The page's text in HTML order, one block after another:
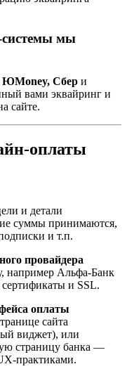
системы мы
ЮMoney, Сбер и
вами эквайринг и
сайте.
оплаты
и детали
суммы принимаются,
и т.п.
провайдера
например Альфа-Банк
и SSL.
оплаты
сайта
виджет), или
страницу банка —
практиками.